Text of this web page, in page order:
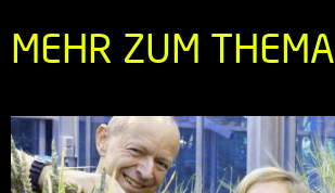
MEHR ZUM THEMA